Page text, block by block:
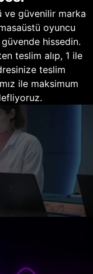
ve güvenilir marka
oyuncu
hissedin.
teslim alıp, 1 ile
teslim
ile maksimum